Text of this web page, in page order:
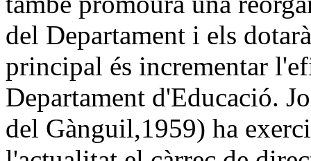
del Departament i els
principal és incrementar
Departament d'Educació.
del Gànguil,1959) ha